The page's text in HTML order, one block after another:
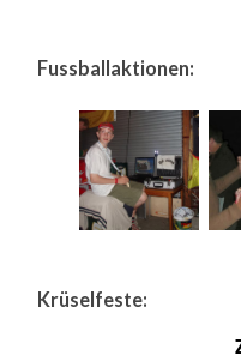
Fussballaktionen:
Krüselfeste: